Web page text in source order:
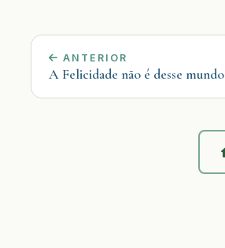
ANTERIOR
A Felicidade não é desse mundo